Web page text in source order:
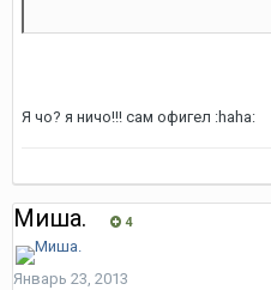
Я чо? я ничо!!! сам офигел :haha:
Миша. 4
Январь 23, 2013